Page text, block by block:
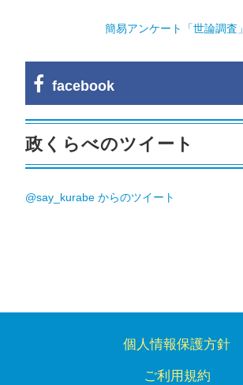
簡易アンケート「世論調査」
facebook
政くらべのツイート
@say_kurabe からのツイート
個人情報保護方針
ご利用規約